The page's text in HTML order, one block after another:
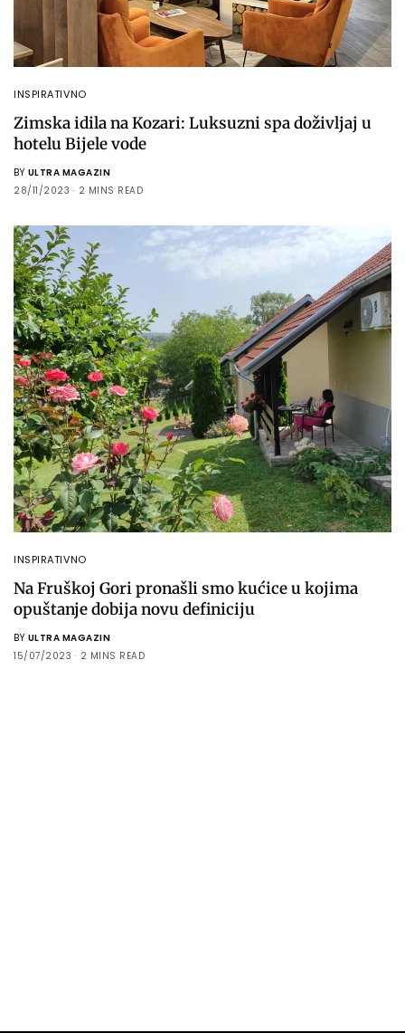
INSPIRATIVNO
Zimska idila na Kozari: Luksuzni spa doživljaj u
hotelu Bijele vode
BY ULTRA MAGAZIN
28/11/2023
2 MINS READ
INSPIRATIVNO
Na Fruškoj Gori pronašli smo kućice u kojima
opuštanje dobija novu definiciju
BY ULTRA MAGAZIN
15/07/2023
2 MINS READ